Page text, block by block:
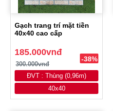
Gạch trang trí mặt tiền
40x40 cao cấp
185.000vnđ
300.000vnđ
-38%
ĐVT : Thùng (0,96m)
40x40